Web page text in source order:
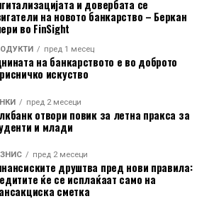
пад, цените на енергијата во ЕУ во
повисоки во споредба со истиот
Во еврозоната годишниот
раст на производствените
во Бугарија, од 18,2 отсто.
со 14,3 отсто и Ирска со 11,4
единствената земја во која
од пред една година, и тоа за 3,2
и довербата се
на новото банкарство – Беркан
во FinSight
пред 1 месец
на банкарството е во доброто
искуство
пред 2 месеци
отвори повик за летна пракса за
и млади
пред 2 месеци
друштва пред нови правила:
ќе се исплаќаат само на
сметка